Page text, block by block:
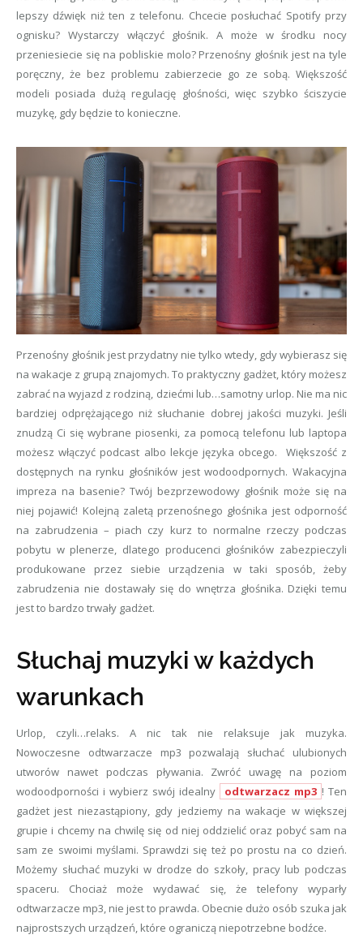
lepszy dźwięk niż ten z telefonu. Chcecie posłuchać Spotify przy
ognisku? Wystarczy włączyć głośnik. A może w środku nocy
przeniesiecie się na pobliskie molo? Przenośny głośnik jest na tyle
poręczny, że bez problemu zabierzecie go ze sobą. Większość
modeli posiada dużą regulację głośności, więc szybko ściszycie
muzykę, gdy będzie to konieczne.
Przenośny głośnik jest przydatny nie tylko wtedy, gdy wybierasz się
na wakacje z grupą znajomych. To praktyczny gadżet, który możesz
zabrać na wyjazd z rodziną, dziećmi lub…samotny urlop. Nie ma nic
bardziej odprężającego niż słuchanie dobrej jakości muzyki. Jeśli
znudzą Ci się wybrane piosenki, za pomocą telefonu lub laptopa
możesz włączyć podcast albo lekcje języka obcego. Większość z
dostępnych na rynku głośników jest wodoodpornych. Wakacyjna
impreza na basenie? Twój bezprzewodowy głośnik może się na
niej pojawić! Kolejną zaletą przenośnego głośnika jest odporność
na zabrudzenia – piach czy kurz to normalne rzeczy podczas
pobytu w plenerze, dlatego producenci głośników zabezpieczyli
produkowane przez siebie urządzenia w taki sposób, żeby
zabrudzenia nie dostawały się do wnętrza głośnika. Dzięki temu
jest to bardzo trwały gadżet.
Słuchaj muzyki w każdych
warunkach
Urlop, czyli…relaks. A nic tak nie relaksuje jak muzyka.
Nowoczesne odtwarzacze mp3 pozwalają słuchać ulubionych
utworów nawet podczas pływania. Zwróć uwagę na poziom
wodoodporności i wybierz swój idealny
odtwarzacz mp3 ! Ten
gadżet jest niezastąpiony, gdy jedziemy na wakacje w większej
grupie i chcemy na chwilę się od niej oddzielić oraz pobyć sam na
sam ze swoimi myślami. Sprawdzi się też po prostu na co dzień.
Możemy słuchać muzyki w drodze do szkoły, pracy lub podczas
spaceru. Chociaż może wydawać się, że telefony wyparły
odtwarzacze mp3, nie jest to prawda. Obecnie dużo osób szuka jak
najprostszych urządzeń, które ograniczą niepotrzebne bodźce.